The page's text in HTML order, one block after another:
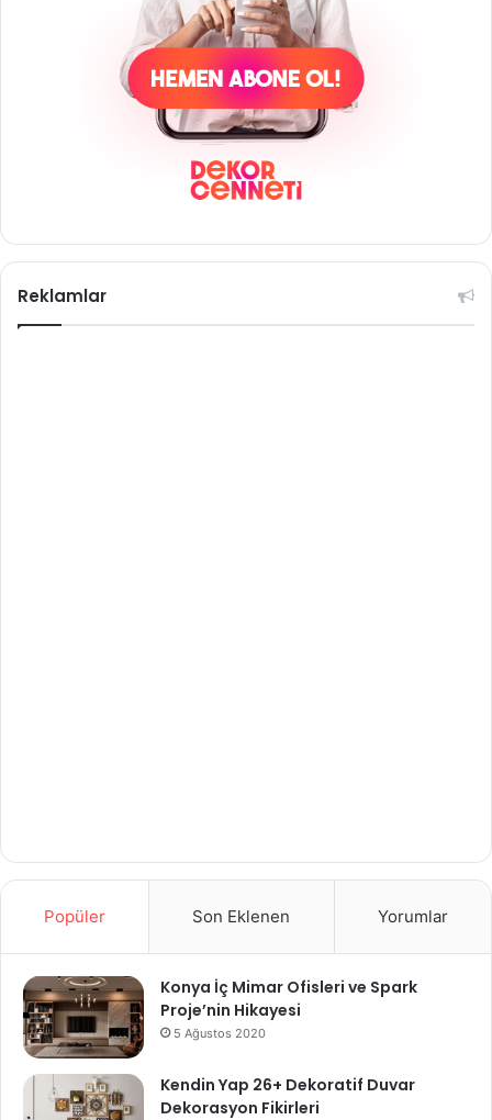
Reklamlar
Popüler Son Eklenen Yorumlar
Konya İç Mimar Ofisleri ve Spark
Proje’nin Hikayesi
5 Ağustos 2020
Kendin Yap 26+ Dekoratif Duvar
Dekorasyon Fikirleri